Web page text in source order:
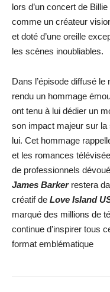
lors d’un concert de
comme un créateur
et doté d’une oreille
les scènes inoubliables.
Dans l’épisode diffusé
rendu un hommage
ont tenu à lui dédier un
son impact majeur sur la
lui. Cet hommage
et les romances
de professionnels
James Barkerrestera
créatif de Love Island
marqué des millions de
continue d’inspirer tous
format emblématique